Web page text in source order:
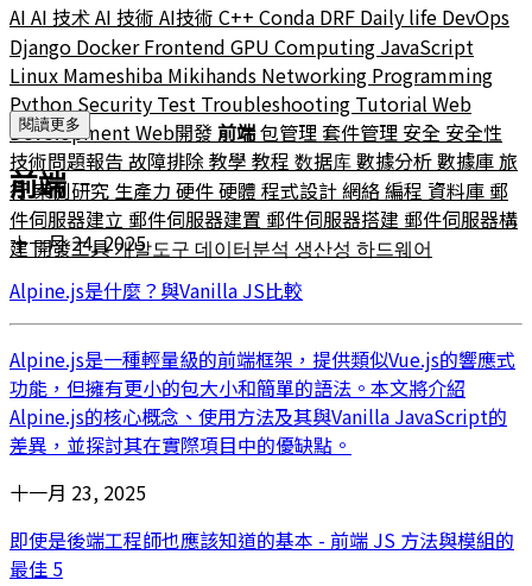
AI AI 技术AI 技術 AI技術 C++ Conda DRF Daily life DevOps
Django DockerFrontend GPU Computing JavaScript
Linux Mameshiba Mikihands Networking Programming
PythonSecurity Test Troubleshooting Tutorial Web
DevelopmentWeb開發前端包管理套件管理 安全 安全性
技術問題報告 故障排除教學 教程 数据库數據分析數據庫旅
行案例研究 生產力 硬件硬體 程式設計網絡編程 資料庫 郵
件伺服器建立 郵件伺服器建置 郵件伺服器搭建 郵件伺服器構
建開發工具개발도구 데이터분석 생산성 하드웨어
閱讀更多
前端
十一月 24, 2025
Alpine.js是什麼？與Vanilla JS比較
Alpine.js是一種輕量級的前端框架，提供類似Vue.js的響應式
功能，但擁有更小的包大小和簡單的語法。本文將介紹
Alpine.js的核心概念、使用方法及其與Vanilla JavaScript的
差異，並探討其在實際項目中的優缺點。
十一月 23, 2025
即使是後端工程師也應該知道的基本 - 前端 JS 方法與模組的
最佳 5